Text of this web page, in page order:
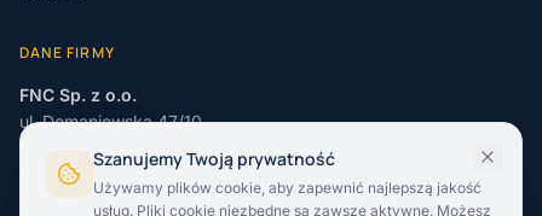
DANE FIRMY
FNC Sp. z o.o.
ul. Domaniewska 47/10
Warszawa
Polska
7010798316
Szanujemy Twoją prywatność
Używamy plików cookie, aby zapewnić najlepszą jakość
usług. Pliki cookie niezbędne są zawsze aktywne. Możesz